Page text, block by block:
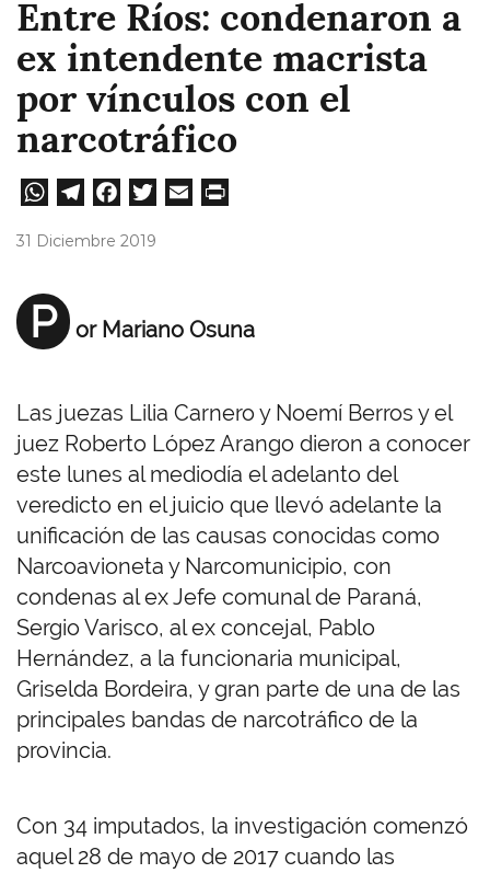
Entre Ríos: condenaron a
ex intendente macrista
por vínculos con el
narcotráfico
W
A
pp
Te
m
Fa
31 Diciembre 2019
P or Mariano Osuna
Las juezas Lilia Carnero y Noemí Berros y el
juez Roberto López Arango dieron a conocer
este lunes al mediodía el adelanto del
veredicto en el juicio que llevó adelante la
unificación de las causas conocidas como
Narcoavioneta y Narcomunicipio, con
condenas al ex Jefe comunal de Paraná,
Sergio Varisco, al ex concejal, Pablo
Hernández, a la funcionaria municipal,
Griselda Bordeira, y gran parte de una de las
principales bandas de narcotráfico de la
provincia.
Con 34 imputados, la investigación comenzó
aquel 28 de mayo de 2017 cuando las